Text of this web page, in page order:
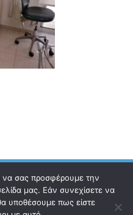
Όροι χρήσης
να σας προσφέρουμε την
μας. Εάν συνεχίσετε να
υποθέσουμε πως είστε